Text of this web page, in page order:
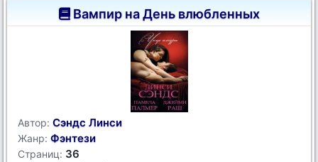
Вампир на День влюбленных
Автор: Сэндс Линси
Жанр: Фэнтези
Страниц: 36